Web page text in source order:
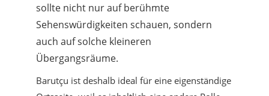
sollte nicht nur auf berühmte
Sehenswürdigkeiten schauen, sondern
auch auf solche kleineren
Übergangsräume.
Barutçu ist deshalb ideal für eine eigenständige